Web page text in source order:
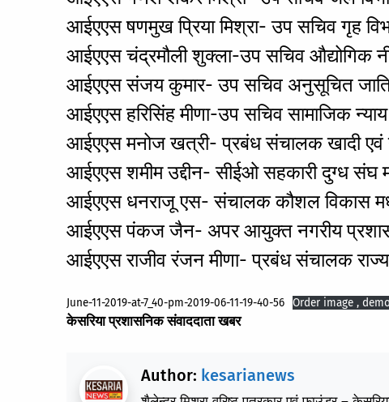
आईएएस षणमुख प्रिया मिश्रा- उप सचिव गृह
आईएएस चंद्रमौली शुक्ला-उप सचिव औद्योगिक
आईएएस संजय कुमार- उप सचिव अनुसूचित जाति
आईएएस हरिसिंह मीणा-उप सचिव सामाजिक
आईएएस मनोज खत्री- प्रबंध संचालक खादी एवं
आईएएस शमीम उद्दीन- सीईओ सहकारी दुग्ध संघ
आईएएस धनराजू एस- संचालक कौशल विकास
आईएएस पंकज जैन- अपर आयुक्त नगरीय
आईएएस राजीव रंजन मीणा- प्रबंध संचालक राज्य
June-11-2019-at-7_40-pm-2019-06-11-19-40-56 Order image ,
केसरिया प्रशासनिक संवाददाता खबर
Author: kesarianews